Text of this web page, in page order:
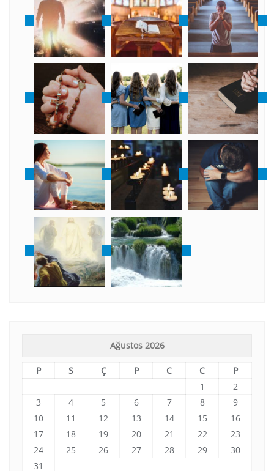
Ağustos 2026
P S Ç P C C
P
1
2
3
4 5 6 7 8
9
10
11 12 13 14 15
16
17
18 19 20 21 22
23
24
25 26 27 28 29
30
31